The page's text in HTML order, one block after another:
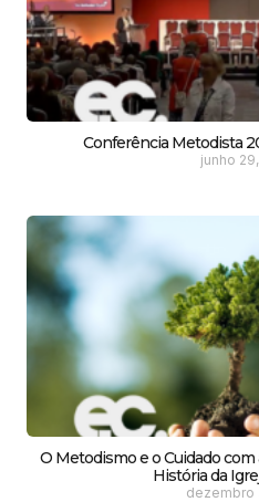
Conferência Metodista
junho
O Metodismo e o Cuidado com
História da
dezembro